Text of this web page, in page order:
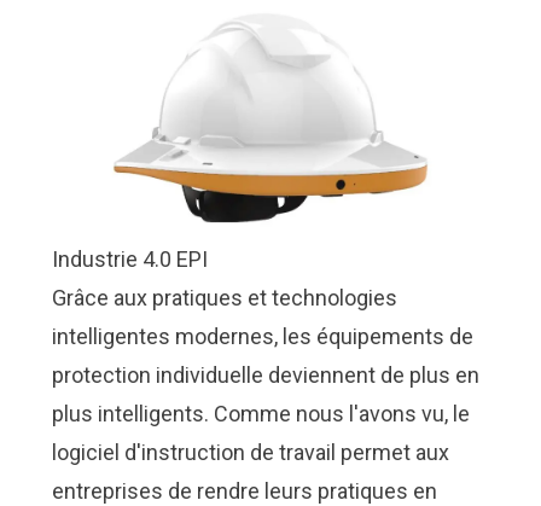
Industrie 4.0 EPI
Grâce aux pratiques et technologies
intelligentes modernes, les équipements de
protection individuelle deviennent de plus en
plus intelligents. Comme nous l'avons vu, le
logiciel d'instruction de travail permet aux
entreprises de rendre leurs pratiques en